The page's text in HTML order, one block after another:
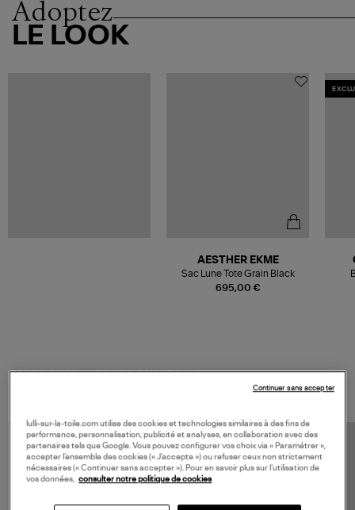
Adoptez
LE LOOK
695,00 €
AESTHER EKME
Sac Lune Tote Grain Black
VOS DERNIERS PRODUITS VUS
lulli-sur-la-toile.com utilise des cookies et technologies similaires à des fins de
performance, personnalisation, publicité et analyses, en collaboration avec des
partenaires tels que Google. Vous pouvez configurer vos choix via « Paramétrer »,
accepter l’ensemble des cookies (« J’accepte ») ou refuser ceux non strictement
nécessaires (« Continuer sans accepter »). Pour en savoir plus sur l’utilisation de
vos données,
consulter notre politique de cookies
Continuer sans accepter